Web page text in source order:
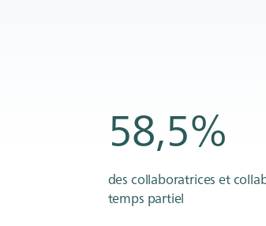
58,5%
des collaboratrices et
temps partiel